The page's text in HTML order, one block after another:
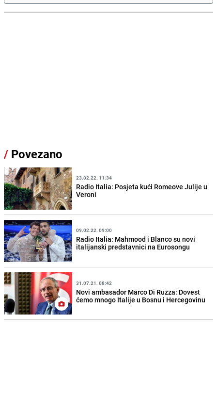
/ Povezano
23.02.22. 11:34
Radio Italia: Posjeta kući Romeove Julije u
Veroni
09.02.22. 09:00
Radio Italia: Mahmood i Blanco su novi
italijanski predstavnici na Eurosongu
31.07.21. 08:42
Novi ambasador Marco Di Ruzza: Dovest
ćemo mnogo Italije u Bosnu i Hercegovinu